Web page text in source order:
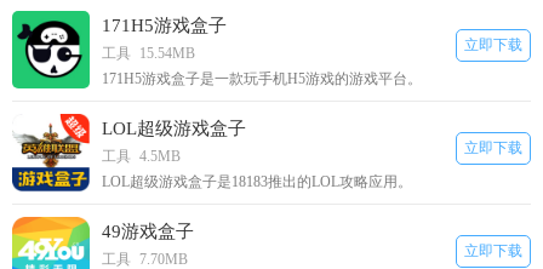
171H5游戏盒子
工具
15.54MB
171H5游戏盒子是一款玩手机H5游戏的游戏平台。
立即下载
LOL超级游戏盒子
工具 4.5MB
LOL超级游戏盒子是18183推出的LOL攻略应用。
立即下载
49游戏盒子
工具
7.70MB
立即下载